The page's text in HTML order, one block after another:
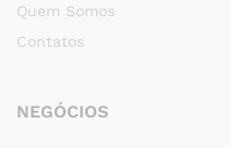
Quem Somos
Contatos
NEGÓCIOS